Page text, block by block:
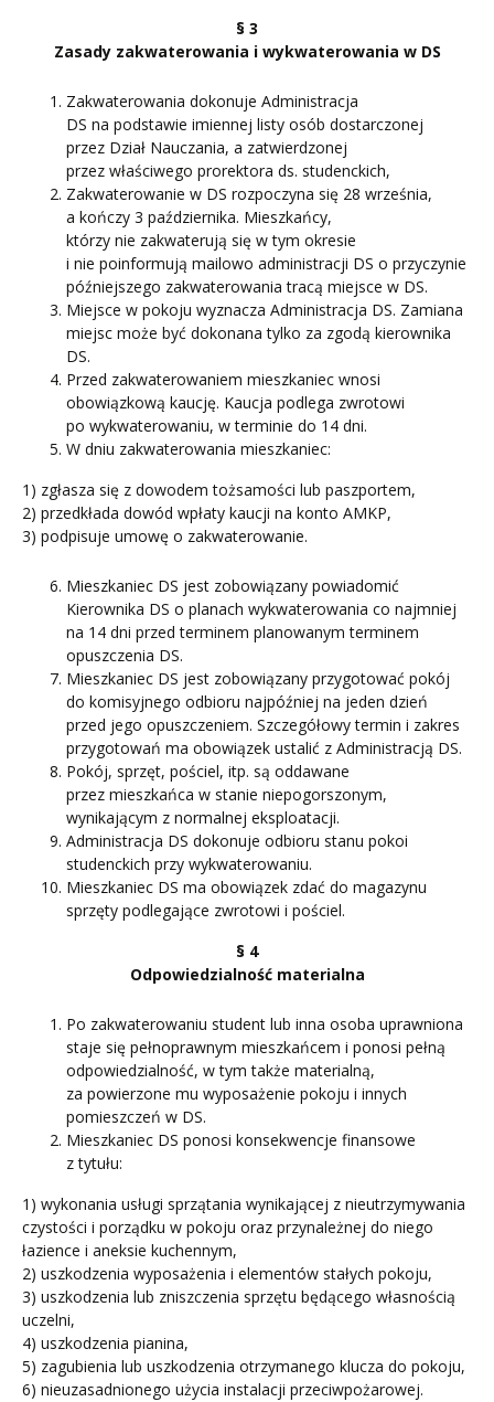
§ 3
Zasady zakwaterowania i wykwaterowania w DS
Zakwaterowania dokonuje Administracja
DS na podstawie imiennej listy osób dostarczonej
przez Dział Nauczania, a zatwierdzonej
przez właściwego prorektora ds. studenckich,
Zakwaterowanie w DS rozpoczyna się 28 września,
a kończy 3 października. Mieszkańcy,
którzy nie zakwaterują się w tym okresie
i nie poinformują mailowo administracji DS o przyczynie
późniejszego zakwaterowania tracą miejsce w DS.
Miejsce w pokoju wyznacza Administracja DS. Zamiana
miejsc może być dokonana tylko za zgodą kierownika
DS.
Przed zakwaterowaniem mieszkaniec wnosi
obowiązkową kaucję. Kaucja podlega zwrotowi
po wykwaterowaniu, w terminie do 14 dni.
W dniu zakwaterowania mieszkaniec:
1) zgłasza się z dowodem tożsamości lub paszportem,
2) przedkłada dowód wpłaty kaucji na konto AMKP,
3) podpisuje umowę o zakwaterowanie.
Mieszkaniec DS jest zobowiązany powiadomić
Kierownika DS o planach wykwaterowania co najmniej
na 14 dni przed terminem planowanym terminem
opuszczenia DS.
Mieszkaniec DS jest zobowiązany przygotować pokój
do komisyjnego odbioru najpóźniej na jeden dzień
przed jego opuszczeniem. Szczegółowy termin i zakres
przygotowań ma obowiązek ustalić z Administracją DS.
Pokój, sprzęt, pościel, itp. są oddawane
przez mieszkańca w stanie niepogorszonym,
wynikającym z normalnej eksploatacji.
Administracja DS dokonuje odbioru stanu pokoi
studenckich przy wykwaterowaniu.
Mieszkaniec DS ma obowiązek zdać do magazynu
sprzęty podlegające zwrotowi i pościel.
§ 4
Odpowiedzialność materialna
Po zakwaterowaniu student lub inna osoba uprawniona
staje się pełnoprawnym mieszkańcem i ponosi pełną
odpowiedzialność, w tym także materialną,
za powierzone mu wyposażenie pokoju i innych
pomieszczeń w DS.
Mieszkaniec DS ponosi konsekwencje finansowe
z tytułu:
1) wykonania usługi sprzątania wynikającej z nieutrzymywania
czystości i porządku w pokoju oraz przynależnej do niego
łazience i aneksie kuchennym,
2) uszkodzenia wyposażenia i elementów stałych pokoju,
3) uszkodzenia lub zniszczenia sprzętu będącego własnością
uczelni,
4) uszkodzenia pianina,
5) zagubienia lub uszkodzenia otrzymanego klucza do pokoju,
6) nieuzasadnionego użycia instalacji przeciwpożarowej.